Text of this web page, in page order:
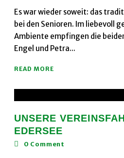
Es war wieder soweit: das
bei den Senioren. Im liebevoll
Ambiente empfingen die
Engel und Petra...
READ MORE
UNSERE
EDERSEE
0 Comment